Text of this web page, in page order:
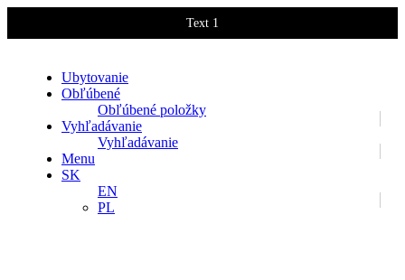
Text 1
Ubytovanie
Obľúbené
Obľúbené položky
Vyhľadávanie
Vyhľadávanie
Menu
SK
EN
PL